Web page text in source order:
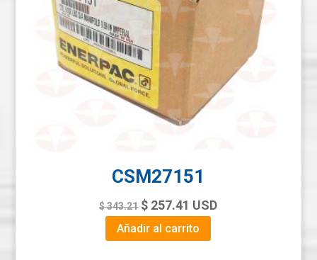
CSM27151
$343.21 Original
price
$ 257.41 Current
price
USD
Añadir al carrito